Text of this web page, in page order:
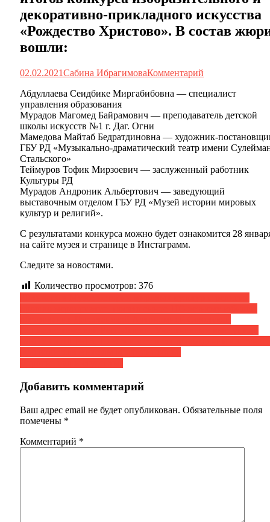
декоративно-прикладного искусства
«Рождество Христово». В состав
вошли:
02.02.2021Сабина ИбрагимоваКомментарий
Абдуллаева Сеидбике Миргабибовна — специалист
управления образования
Мурадов Магомед Байрамович — преподаватель детской
школы искусств №1 г. Даг. Огни
Мамедова Майтаб Бедратдиновна — художник-
ГБУ РД «Музыкально-драматический театр имени
Стальского»
Теймуров Тофик Мирзоевич — заслуженный работник
Культуры РД
Мурадов Андроник Альбертович — заведующий
выставочным отделом ГБУ РД «Музей истории мировых
культур и религий».
С результатами конкурса можно будет ознакомится 28
на сайте музея и странице в Инстаграмм.
Следите за новостями.
Количество просмотров: 376
Навигация
по
записям
Добавить комментарий
Ваш адрес email не будет опубликован. Обязательные поля
помечены *
Комментарий *